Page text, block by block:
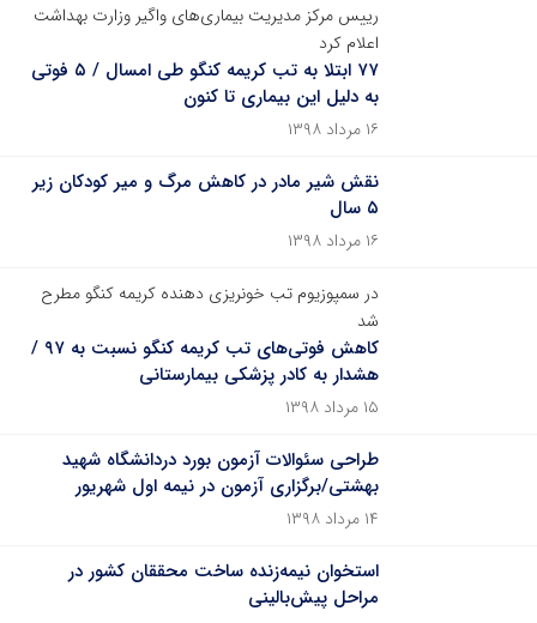
رییس مرکز مدیریت بیماری‌های واگیر وزارت بهداشت
اعلام کرد
۷۷ ابتلا به تب کریمه کنگو طی امسال / ۵ فوتی
به دلیل این بیماری تا کنون
۱۶ مرداد ۱۳۹۸
نقش شیر مادر در کاهش مرگ و میر کودکان زیر
۵ سال
۱۶ مرداد ۱۳۹۸
در سمپوزیوم تب خونریزی دهنده کریمه کنگو مطرح
شد
کاهش فوتی‌های تب کریمه کنگو نسبت به ۹۷ /
هشدار به کادر پزشکی بیمارستانی
۱۵ مرداد ۱۳۹۸
طراحی سئوالات آزمون بورد دردانشگاه شهید
بهشتی/برگزاری آزمون در نیمه اول شهریور
۱۴ مرداد ۱۳۹۸
استخوان نیمه‌زنده ساخت محققان کشور در
مراحل پیش‌بالینی